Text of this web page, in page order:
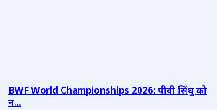
BWF World Championships 2026: पीवी सिंधु को
न...